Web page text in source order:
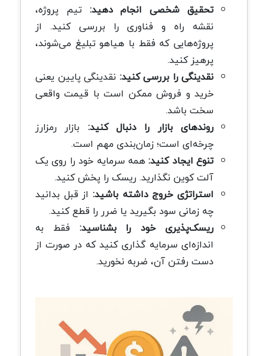
تحقیق شخصی انجام دهید: تیم پروژه،
نقشه راه و فناوری را بررسی کنید. از
پروژه‌هایی که فقط با هیاهو تبلیغ می‌شوند،
پرهیز کنید.
نقدینگی را بررسی کنید: نقدینگی پایین یعنی
خرید و فروش ممکن است با قیمت واقعی
سخت باشد.
روندهای بازار را دنبال کنید: بازار رمزارز
چرخه‌ای است؛ زمان‌بندی مهم است.
تنوع ایجاد کنید:همه سرمایه خود را روی یک
آلت کوین نگذارید. ریسک را پخش کنید.
استراتژی خروج داشته باشید: از قبل بدانید
چه زمانی سود بگیرید یا ضرر را قطع کنید.
ریسک‌پذیری خود را بشناسید: فقط به
اندازه‌ای سرمایه گذاری کنید که در صورت از
دست رفتن آن، ضربه نخورید.